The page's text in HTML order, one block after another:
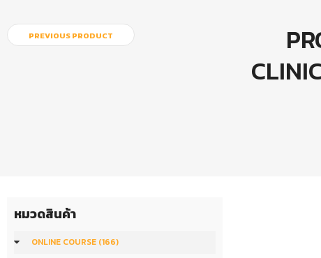
PREVIOUS PRODUCT
หมวดสินค้า
ONLINE COURSE (166)